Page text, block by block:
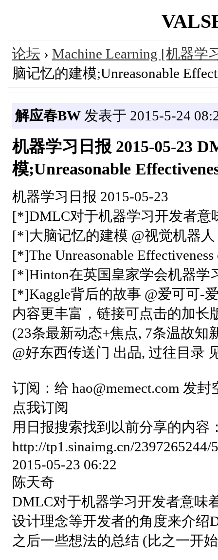
论坛 › Machine Learning [机器学
脑记忆的建模;Unreasonable
解应春BW发表于 2015-5-24
机器学习日报 2015-05-23
模;Unreasonable
机器学习日报 2015-05-23
[*]DMLC对于机器学习开发者意
[*]大脑记忆的建模 @视觉机器人
[*]The Unreasonable
[*]Hinton在英国皇家学会机器学
[*]Kaggle背后的故事 @爱可可-
内容更丰富，链接可点击的加长
(23条最新动态+焦点, 7条温故知
@好东西传送门 出品, 过往目录
订阅：给 hao@memect.com 发
点我订阅
用日报搜索找到以前分享的内容
http://tp1.sinaimg.cn/
2015-05-23 06:22
陈天奇
DMLC对于机器学习开发者意味
设计理念等开发者的角度来介绍
之后一些想法的总结 (比之一开